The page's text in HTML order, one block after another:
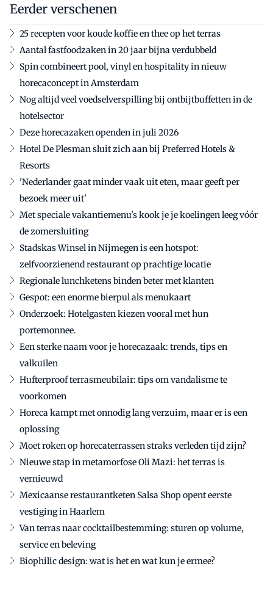
Eerder verschenen
25 recepten voor koude koffie en thee op het terras
Aantal fastfoodzaken in 20 jaar bijna verdubbeld
Spin combineert pool, vinyl en hospitality in nieuw
horecaconcept in Amsterdam
Nog altijd veel voedselverspilling bij ontbijtbuffetten in de
hotelsector
Deze horecazaken openden in juli 2026
Hotel De Plesman sluit zich aan bij Preferred Hotels &
Resorts
'Nederlander gaat minder vaak uit eten, maar geeft per
bezoek meer uit'
Met speciale vakantiemenu's kook je je koelingen leeg vóór
de zomersluiting
Stadskas Winsel in Nijmegen is een hotspot:
zelfvoorzienend restaurant op prachtige locatie
Regionale lunchketens binden beter met klanten
Gespot: een enorme bierpul als menukaart
Onderzoek: Hotelgasten kiezen vooral met hun
portemonnee.
Een sterke naam voor je horecazaak: trends, tips en
valkuilen
Hufterproof terrasmeubilair: tips om vandalisme te
voorkomen
Horeca kampt met onnodig lang verzuim, maar er is een
oplossing
Moet roken op horecaterrassen straks verleden tijd zijn?
Nieuwe stap in metamorfose Oli Mazi: het terras is
vernieuwd
Mexicaanse restaurantketen Salsa Shop opent eerste
vestiging in Haarlem
Van terras naar cocktailbestemming: sturen op volume,
service en beleving
Biophilic design: wat is het en wat kun je ermee?